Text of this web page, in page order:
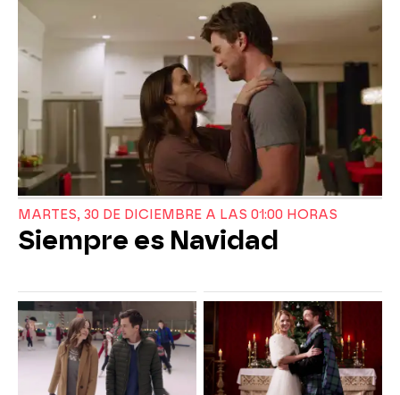
MARTES, 30 DE DICIEMBRE A LAS 01:00 HORAS
Siempre es Navidad